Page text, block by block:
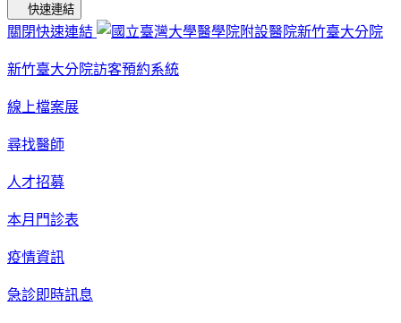
快速連結
關閉快速連結
新竹臺大分院訪客預約系統
線上檔案展
尋找醫師
人才招募
本月門診表
疫情資訊
急診即時訊息